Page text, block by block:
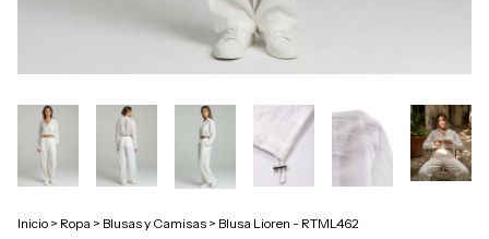
Inicio > Ropa > Blusas y Camisas > Blusa Lioren - RTML462